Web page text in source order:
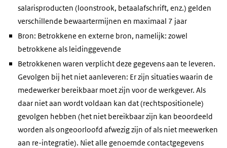
salarisproducten (loonstrook, betaalafschrift, enz.) gelden
verschillende bewaartermijnen en maximaal 7 jaar
Bron: Betrokkene en externe bron, namelijk: zowel
betrokkene als leidinggevende
Betrokkenen waren verplicht deze gegevens aan te leveren.
Gevolgen bij het niet aanleveren: Er zijn situaties waarin de
medewerker bereikbaar moet zijn voor de werkgever. Als
daar niet aan wordt voldaan kan dat (rechtspositionele)
gevolgen hebben (het niet bereikbaar zijn kan beoordeeld
worden als ongeoorloofd afwezig zijn of als niet meewerken
aan re-integratie). Niet alle genoemde contactgegevens